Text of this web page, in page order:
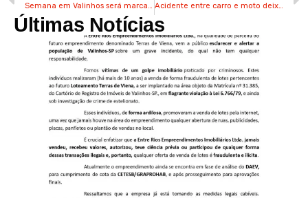
Semana em Valinhos será marcada por frio e calor Acidente entre carro e moto deixa motociclista ferido em Valinhos
Últimas Notícias